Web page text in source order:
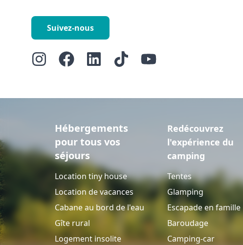
Suivez-nous
Hébergements
pour tous vos
séjours
Location tiny house
Location de vacances
Cabane au bord de l'eau
Gîte rural
Logement insolite
Redécouvrez
l'expérience du
camping
Tentes
Glamping
Escapade en famille
Baroudage
Camping-car